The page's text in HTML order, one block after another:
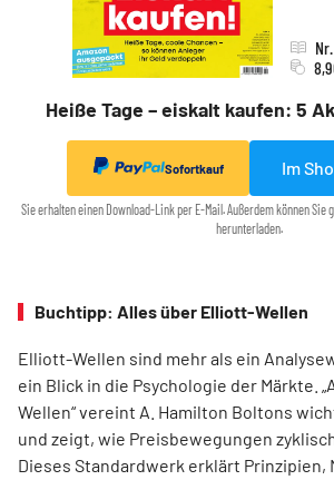
Heiße Tage – eiskalt kaufen: 5
Sofortkauf Im
Sie erhalten einen Download-Link per E-Mail. Außerdem können Sie
herunterladen.
Buchtipp: Alles über Elliott-Wellen
Elliott-Wellen sind mehr als ein
ein Blick in die Psychologie der Märkte.
Wellen“ vereint A. Hamilton Boltons
und zeigt, wie Preisbewegungen
Dieses Standardwerk erklärt Prinzipien,